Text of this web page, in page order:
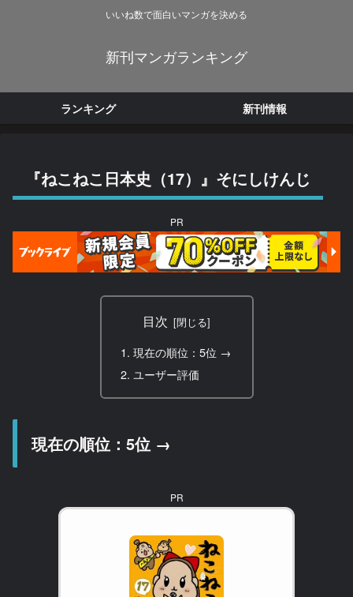
いいね数で面白いマンガを決める
新刊マンガランキング
ランキング 新刊情報
『ねこねこ日本史（17）』そにしけんじ
PR
目次
現在の順位：5位 →
ユーザー評価
現在の順位：5位 →
PR